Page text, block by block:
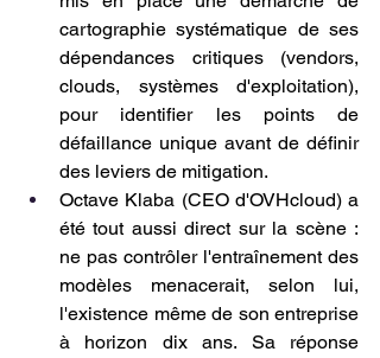
cartographie systématique de ses
dépendances critiques (vendors,
clouds, systèmes d'exploitation),
pour identifier les points de
défaillance unique avant de définir
des leviers de mitigation.
Octave Klaba (CEO d'OVHcloud) a
été tout aussi direct sur la scène :
ne pas contrôler l'entraînement des
modèles menacerait, selon lui,
l'existence même de son entreprise
à horizon dix ans. Sa réponse